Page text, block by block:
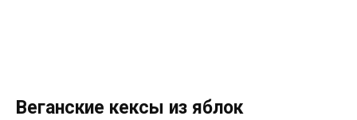
Веганские кексы из яблок